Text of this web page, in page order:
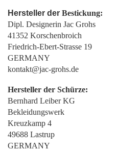
Hersteller der Bestickung:
Dipl. Designerin Jac Grohs
41352 Korschenbroich
Friedrich-Ebert-Strasse 19
GERMANY
kontakt@jac-grohs.de
Hersteller der Schürze:
Bernhard Leiber KG
Bekleidungswerk
Kreuzkamp 4
49688 Lastrup
GERMANY